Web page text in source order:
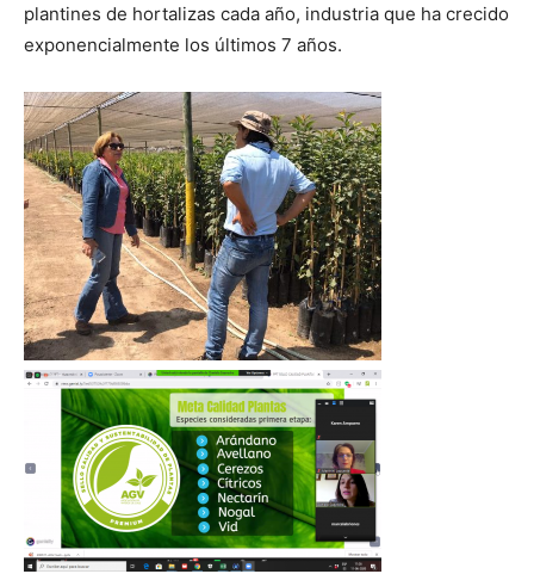
plantines de hortalizas cada año, industria que ha crecido
exponencialmente los últimos 7 años.